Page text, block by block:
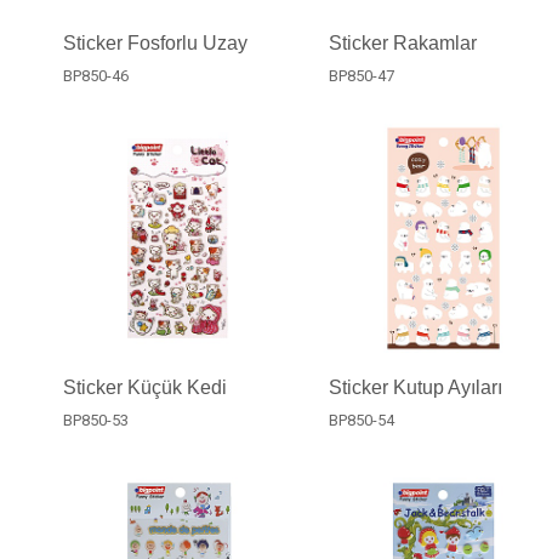
Sticker Fosforlu Uzay
BP850-46
Sticker Rakamlar
BP850-47
Sticker Küçük Kedi
BP850-53
Sticker Kutup Ayıları
BP850-54